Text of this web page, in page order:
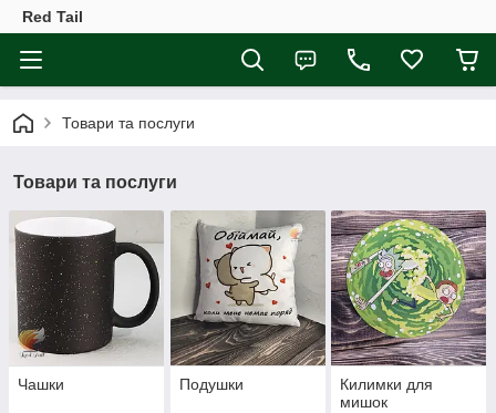
Red Tail
Товари та послуги
Товари та послуги
Чашки Подушки
Килимки для
мишок